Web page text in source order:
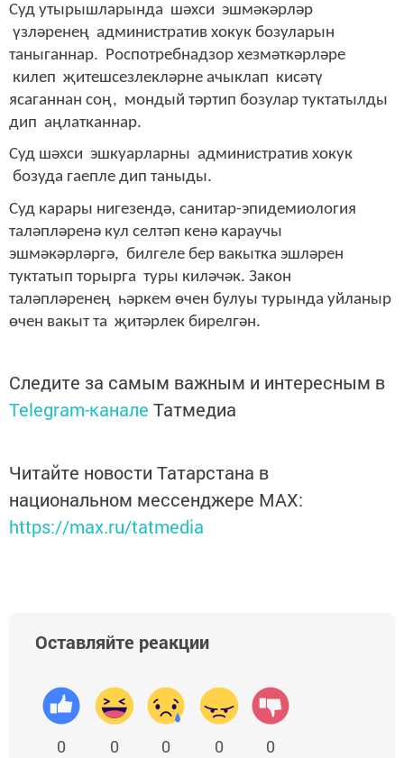
Суд утырышларында шәхси эшмәкәрләр
үзләренең административ хокук бозуларын
таныганнар. Роспотребнадзор хезмәткәрләре
килеп җитешсезлекләрне ачыклап кисәтү
ясаганнан соң, мондый тәртип бозулар туктатылды
дип аңлатканнар.
Суд шәхси эшкуарларны административ хокук
бозуда гаепле дип таныды.
Суд карары нигезендә, санитар-эпидемиология
таләпләренә кул селтәп кенә караучы
эшмәкәрләргә, билгеле бер вакытка эшләрен
туктатып торырга туры киләчәк. Закон
таләпләренең һәркем өчен булуы турында уйланыр
өчен вакыт та җитәрлек бирелгән.
Следите за самым важным и интересным в
Telegram-канале Татмедиа
Читайте новости Татарстана в
национальном мессенджере MАХ:
https://max.ru/tatmedia
Оставляйте реакции
0 0 0 0 0